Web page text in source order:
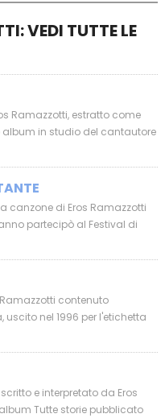
VEDI TUTTE LE
Ramazzotti, estratto come
in studio del cantautore
canzone di Eros Ramazzotti
partecipò al Festival di
contenuto
uscito nel 1996 per l'etichetta
e interpretato da Eros
Tutte storie pubblicato